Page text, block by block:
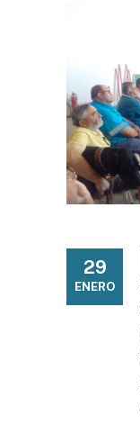
29
ENERO